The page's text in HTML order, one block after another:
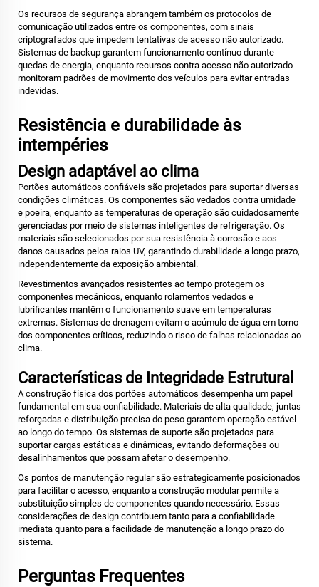
Os recursos de segurança abrangem também os protocolos de
comunicação utilizados entre os componentes, com sinais
criptografados que impedem tentativas de acesso não autorizado.
Sistemas de backup garantem funcionamento contínuo durante
quedas de energia, enquanto recursos contra acesso não autorizado
monitoram padrões de movimento dos veículos para evitar entradas
indevidas.
Resistência e durabilidade às
intempéries
Design adaptável ao clima
Portões automáticos confiáveis são projetados para suportar diversas
condições climáticas. Os componentes são vedados contra umidade
e poeira, enquanto as temperaturas de operação são cuidadosamente
gerenciadas por meio de sistemas inteligentes de refrigeração. Os
materiais são selecionados por sua resistência à corrosão e aos
danos causados pelos raios UV, garantindo durabilidade a longo prazo,
independentemente da exposição ambiental.
Revestimentos avançados resistentes ao tempo protegem os
componentes mecânicos, enquanto rolamentos vedados e
lubrificantes mantêm o funcionamento suave em temperaturas
extremas. Sistemas de drenagem evitam o acúmulo de água em torno
dos componentes críticos, reduzindo o risco de falhas relacionadas ao
clima.
Características de Integridade Estrutural
A construção física dos portões automáticos desempenha um papel
fundamental em sua confiabilidade. Materiais de alta qualidade, juntas
reforçadas e distribuição precisa do peso garantem operação estável
ao longo do tempo. Os sistemas de suporte são projetados para
suportar cargas estáticas e dinâmicas, evitando deformações ou
desalinhamentos que possam afetar o desempenho.
Os pontos de manutenção regular são estrategicamente posicionados
para facilitar o acesso, enquanto a construção modular permite a
substituição simples de componentes quando necessário. Essas
considerações de design contribuem tanto para a confiabilidade
imediata quanto para a facilidade de manutenção a longo prazo do
sistema.
Perguntas Frequentes